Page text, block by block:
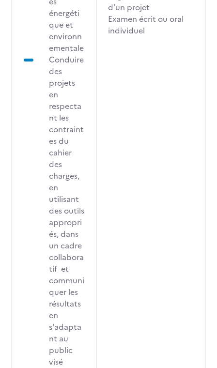
énergéti
que et
environn
ementale
Conduire
des
projets
en
respecta
nt les
contraint
es du
cahier
des
charges,
en
utilisant
des outils
appropri
és, dans
un cadre
collabora
tif et
communi
quer les
résultats
en
s'adapta
nt au
public
visé
d’un projet
Examen écrit ou oral
individuel